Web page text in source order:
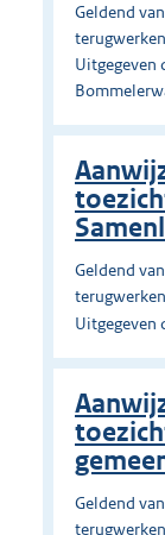
Geldend
Uitgegeven
Geldend
Uitgegeven
Geldend